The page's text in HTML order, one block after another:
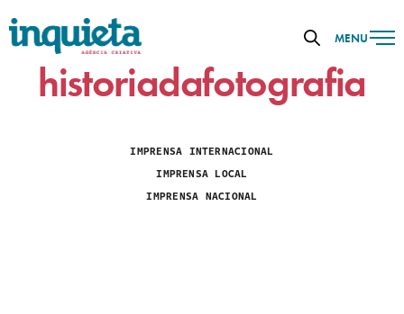
MENU
historiadafotografia
IMPRENSA INTERNACIONAL
IMPRENSA LOCAL
IMPRENSA NACIONAL